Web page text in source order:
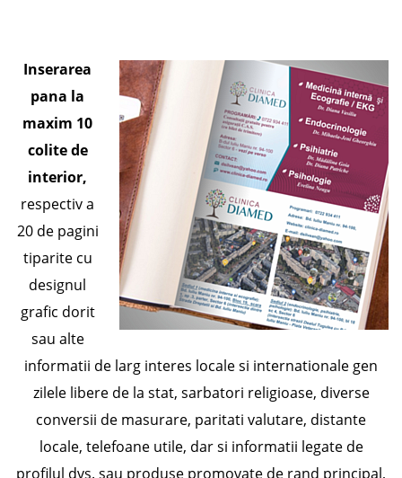
Inserarea
pana la
maxim 10
colite de
interior,
respectiv a
20 de pagini
tiparite cu
designul
grafic dorit
sau alte
informatii de larg interes locale si internationale gen
zilele libere de la stat, sarbatori religioase, diverse
conversii de masurare, paritati valutare, distante
locale, telefoane utile, dar si informatii legate de
profilul dvs. sau produse promovate de rand principal,